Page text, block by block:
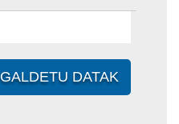
GALDETU DATAK